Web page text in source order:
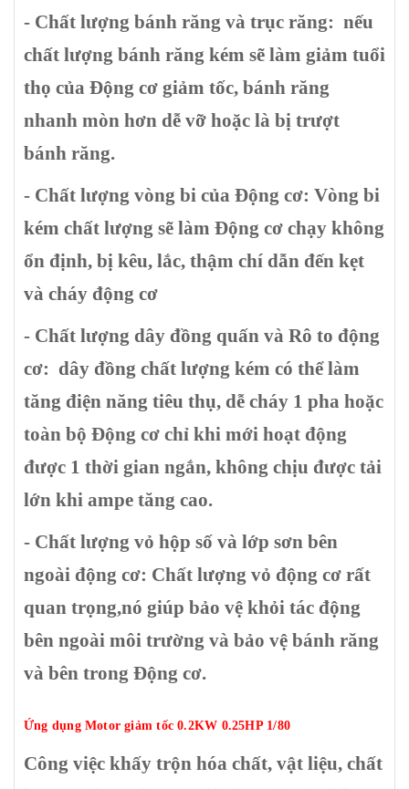
- Chất lượng bánh răng và trục răng: nếu
chất lượng bánh răng kém sẽ làm giảm tuổi
thọ của Động cơ giảm tốc, bánh răng
nhanh mòn hơn dễ vỡ hoặc là bị trượt
bánh răng.
- Chất lượng vòng bi của Động cơ: Vòng bi
kém chất lượng sẽ làm Động cơ chạy không
ổn định, bị kêu, lắc, thậm chí dẫn đến kẹt
và cháy động cơ
- Chất lượng dây đồng quấn và Rô to động
cơ: dây đồng chất lượng kém có thể làm
tăng điện năng tiêu thụ, dễ cháy 1 pha hoặc
toàn bộ Động cơ chỉ khi mới hoạt động
được 1 thời gian ngắn, không chịu được tải
lớn khi ampe tăng cao.
- Chất lượng vỏ hộp số và lớp sơn bên
ngoài động cơ: Chất lượng vỏ động cơ rất
quan trọng,nó giúp bảo vệ khỏi tác động
bên ngoài môi trường và bảo vệ bánh răng
và bên trong Động cơ.
Ứng dụngMotor giảm tốc 0.2KW 0.25HP 1/80
Công việc khấy trộn hóa chất, vật liệu, chất